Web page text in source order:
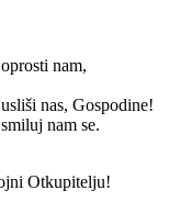
nam,
nas, Gospodine!
nam se.
Otkupitelju!